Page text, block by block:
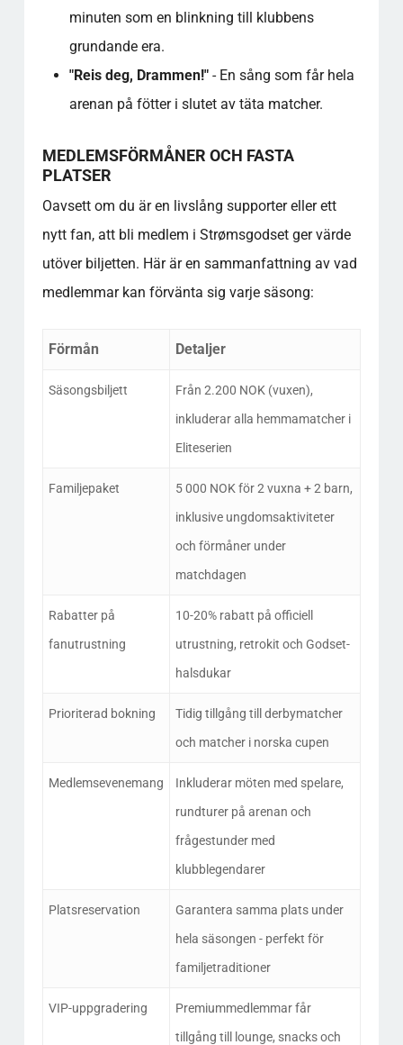
minuten som en blinkning till klubbens
grundande era.
"Reis deg, Drammen!"- En sång som får hela
arenan på fötter i slutet av täta matcher.
MEDLEMSFÖRMÅNER OCH FASTA
PLATSER
Oavsett om du är en livslång supporter eller ett
nytt fan, att bli medlem i Strømsgodset ger värde
utöver biljetten. Här är en sammanfattning av vad
medlemmar kan förvänta sig varje säsong:
Förmån Detaljer
Säsongsbiljett
Från 2.200 NOK (vuxen),
inkluderar alla hemmamatcher i
Eliteserien
Familjepaket
5 000 NOK för 2 vuxna + 2 barn,
inklusive ungdomsaktiviteter
och förmåner under
matchdagen
Rabatter på
fanutrustning
10-20% rabatt på officiell
utrustning, retrokit och Godset-
halsdukar
Prioriterad bokning
Tidig tillgång till derbymatcher
och matcher i norska cupen
Medlemsevenemang
Inkluderar möten med spelare,
rundturer på arenan och
frågestunder med
klubblegendarer
Platsreservation
Garantera samma plats under
hela säsongen - perfekt för
familjetraditioner
VIP-uppgradering
Premiummedlemmar får
tillgång till lounge, snacks och